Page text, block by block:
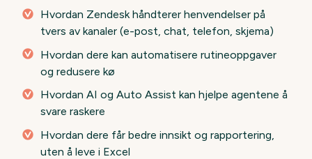
Hvordan Zendesk håndterer henvendelser på
tvers av kanaler (e-post, chat, telefon, skjema)
Hvordan dere kan automatisere rutineoppgaver
og redusere kø
Hvordan AI og Auto Assist kan hjelpe agentene å
svare raskere
Hvordan dere får bedre innsikt og rapportering,
uten å leve i Excel